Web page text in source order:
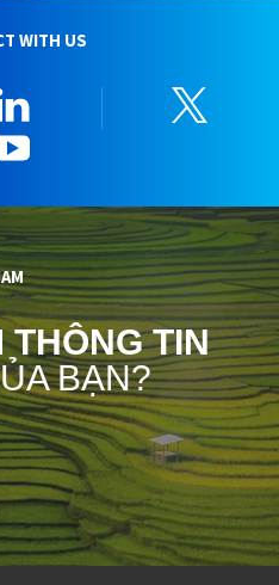
WITH US
THÔNG TIN
BẠN?